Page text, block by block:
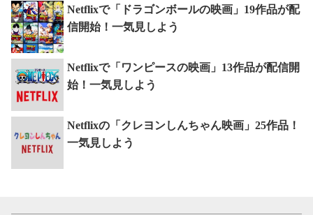
Netflixで「ドラゴンボールの映画」19作品が配
信開始！一気見しよう
Netflixで「ワンピースの映画」13作品が配信開
始！一気見しよう
Netflixの「クレヨンしんちゃん映画」25作品！
一気見しよう